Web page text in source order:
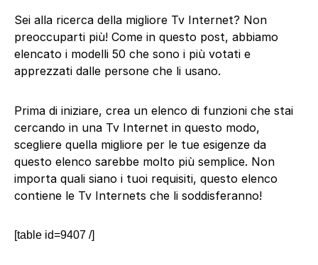
Sei alla ricerca della migliore Tv Internet? Non
preoccuparti più! Come in questo post, abbiamo
elencato i modelli 50 che sono i più votati e
apprezzati dalle persone che li usano.
Prima di iniziare, crea un elenco di funzioni che stai
cercando in una Tv Internet in questo modo,
scegliere quella migliore per le tue esigenze da
questo elenco sarebbe molto più semplice. Non
importa quali siano i tuoi requisiti, questo elenco
contiene le Tv Internets che li soddisferanno!
[table id=9407 /]